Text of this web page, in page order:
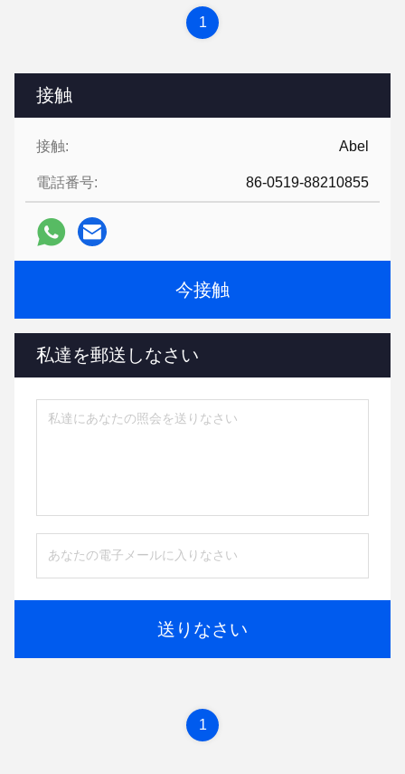
接触
接触: Abel
電話番号: 86-0519-88210855
今接触
私達を郵送しなさい
送りなさい
1
1